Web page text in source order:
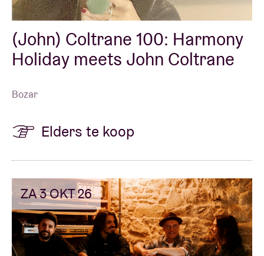
(John) Coltrane 100: Harmony
Holiday meets John Coltrane
Bozar
Elders te koop
ZA 3 OKT 26